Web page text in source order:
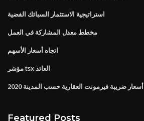
استراتيجية الاستثمار السبائك الفضية
مخطط معدل المشاركة في العمل
اتجاه أسعار الأسهم
مؤشر tsx العائد
أسعار ضريبة فيرمونت العقارية حسب المدينة 2020
Featured Posts